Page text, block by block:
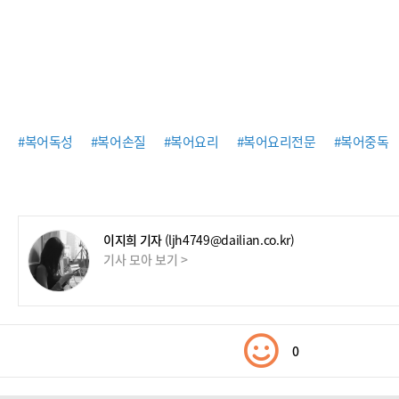
#복어독성 #복어손질 #복어요리 #복어요리전문 #복어중독
이지희 기자 (ljh4749@dailian.co.kr)
기사 모아 보기 >
0